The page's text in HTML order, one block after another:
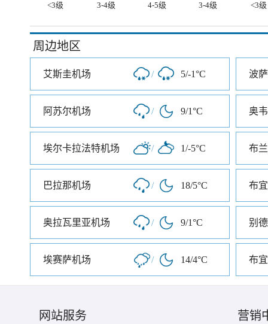
<3级
3-4级 4-5级 3-4级 <3级
周边地区
艾斯圭机场 / 5/-1°C 波
阿苏尔机场 / 9/1°C 奥
埃尔卡拉法特机场 / 1/-5°C 布
巴拉那机场 / 18/5°C
奥拉瓦里亚机场 / 9/1°C 别
埃赛萨机场 / 14/4°C 布
网站服务 营销